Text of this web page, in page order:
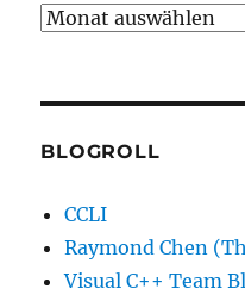
Archiv
BLOGROLL
CCLI
Raymond Chen
Visual C++ Team